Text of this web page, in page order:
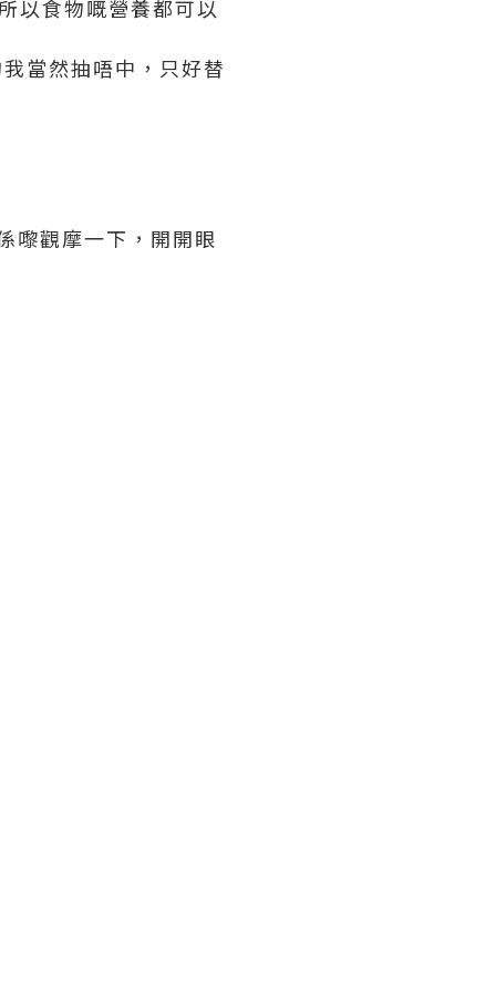
以食物嘅營養都可以
當然抽唔中，只好替
嚟觀摩一下，開開眼